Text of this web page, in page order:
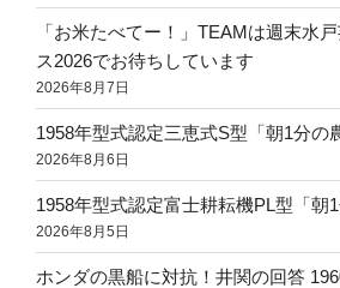
「お米たべてー！」TEAMは週末水
ス2026でお待ちしています
2026年8月7日
1958年型式認定三恵式S型「朝1分の
2026年8月6日
1958年型式認定富士耕耘機PL型「朝1
2026年8月5日
ホンダの黒船に対抗！井関の回答